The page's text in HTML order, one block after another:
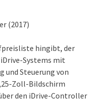
(2017)
hingibt, der
Systems mit
und Steuerung von
Zoll-Bildschirm
den iDrive-Controller